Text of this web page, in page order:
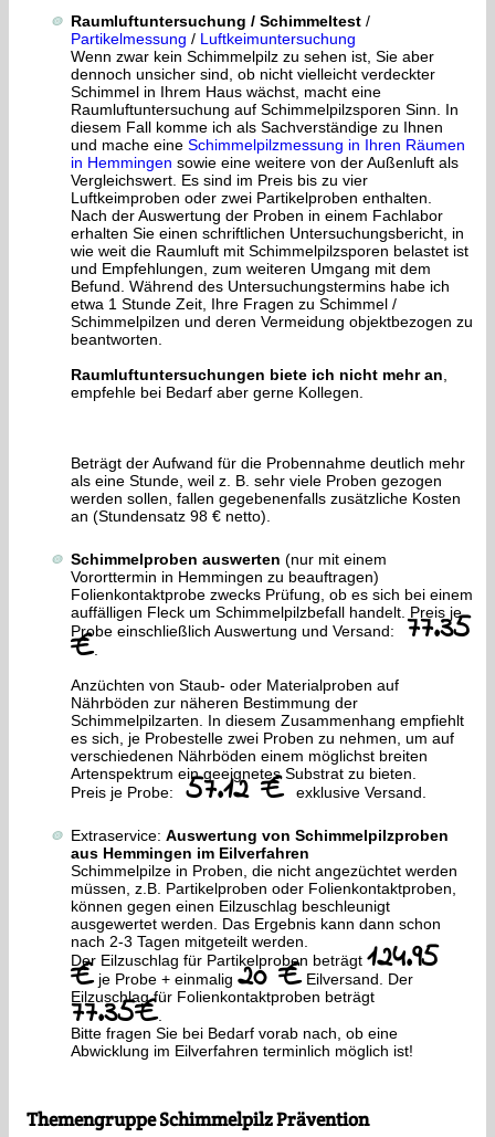
Raumluftuntersuchung / Schimmeltest /
Partikelmessung / Luftkeimuntersuchung
Wenn zwar kein Schimmelpilz zu sehen ist, Sie aber
dennoch unsicher sind, ob nicht vielleicht verdeckter
Schimmel in Ihrem Haus wächst, macht eine
Raumluftuntersuchung auf Schimmelpilzsporen Sinn. In
diesem Fall komme ich als Sachverständige zu Ihnen
und mache eine Schimmelpilzmessung in Ihren Räumen
in Hemmingen sowie eine weitere von der Außenluft als
Vergleichswert. Es sind im Preis bis zu vier
Luftkeimproben oder zwei Partikelproben enthalten.
Nach der Auswertung der Proben in einem Fachlabor
erhalten Sie einen schriftlichen Untersuchungsbericht, in
wie weit die Raumluft mit Schimmelpilzsporen belastet ist
und Empfehlungen, zum weiteren Umgang mit dem
Befund. Während des Untersuchungstermins habe ich
etwa 1 Stunde Zeit, Ihre Fragen zu Schimmel /
Schimmelpilzen und deren Vermeidung objektbezogen zu
beantworten.
Raumluftuntersuchungen biete ich nicht mehr an
empfehle bei Bedarf aber gerne Kollegen.
Beträgt der Aufwand für die Probennahme deutlich mehr
als eine Stunde, weil z. B. sehr viele Proben gezogen
werden sollen, fallen gegebenenfalls zusätzliche Kosten
an (Stundensatz 98 € netto).
Schimmelproben auswerten (nur mit einem
Vororttermin in Hemmingen zu beauftragen)
Folienkontaktprobe zwecks Prüfung, ob es sich bei einem
auffälligen Fleck um Schimmelpilzbefall handelt. Preis je
Probe einschließlich Auswertung und Versand:77.35
€
Anzüchten von Staub- oder Materialproben auf
Nährböden zur näheren Bestimmung der
Schimmelpilzarten. In diesem Zusammenhang empfiehlt
es sich, je Probestelle zwei Proben zu nehmen, um auf
verschiedenen Nährböden einem möglichst breiten
Artenspektrum ein geeignetes Substrat zu bieten.
Preis je Probe: 57.12 €exklusive Versand.
Extraservice: Auswertung von Schimmelpilzproben
aus Hemmingen im Eilverfahren
Schimmelpilze in Proben, die nicht angezüchtet werden
müssen, z.B. Partikelproben oder Folienkontaktproben,
können gegen einen Eilzuschlag beschleunigt
ausgewertet werden. Das Ergebnis kann dann schon
nach 2-3 Tagen mitgeteilt werden.
Der Eilzuschlag für Partikelproben beträgt 124.95
€ je Probe + einmalig 20 € Eilversand. Der
Eilzuschlag für Folienkontaktproben beträgt
77.35€
Bitte fragen Sie bei Bedarf vorab nach, ob eine
Abwicklung im Eilverfahren terminlich möglich ist!
Themengruppe Schimmelpilz Prävention